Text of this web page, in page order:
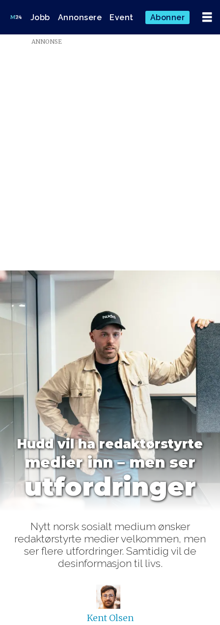
Jobb Annonsere Event Abonner
ANNONSE
Hudd vil ha redaktørstyrte
medier inn – men ser
utfordringer
Nytt norsk sosialt medium ønsker
redaktørstyrte medier velkommen, men
ser flere utfordringer. Samtidig vil de
desinformasjon til livs.
Kent Olsen